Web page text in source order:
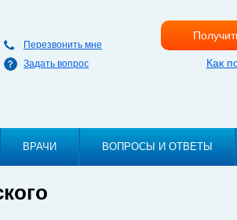
Перезвонить мне
Задать вопрос
Как
ВРАЧИ ВОПРОСЫ И ОТВЕТЫ